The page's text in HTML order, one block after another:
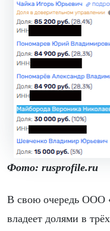
Фото: rusprofile.ru
В свою очередь ООО
владеет долями в